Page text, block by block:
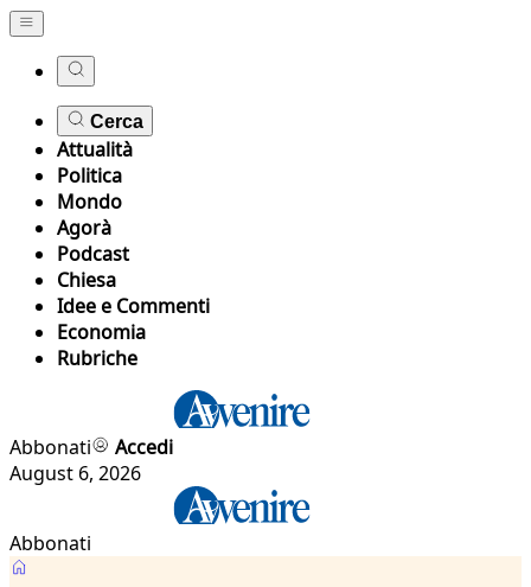
Cerca
Attualità
Politica
Mondo
Agorà
Podcast
Chiesa
Idee e Commenti
Economia
Rubriche
Abbonati
Accedi
August 6, 2026
Abbonati